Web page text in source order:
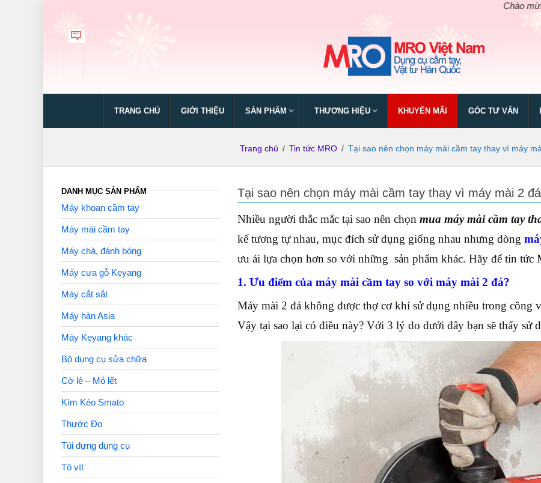
Chào mừng ngày
TRANG CHỦ GIỚI THIỆU SẢN PHẨM THƯƠNG HIỆU KHUYẾN MÃI GÓC TƯ VẤN
Trang chủ / Tin tức MRO / Tại sao nên chọn máy mài cầm tay thay vì máy
Tại sao nên chọn máy mài cầm tay thay vì máy mài 2
Nhiều người thắc mắc tại sao nên chọn mua máy mài cầm tay
kế tương tự nhau, mục đích sử dụng giống nhau nhưng dòng
ưu ái lựa chọn hơn so với những sản phẩm khác. Hãy để tin tức
1. Ưu điểm của máy mài cầm tay so với máy mài 2 đá?
Máy mài 2 đá không được thợ cơ khí sử dụng nhiều trong công
Vậy tại sao lại có điều này? Với 3 lý do dưới đây bạn sẽ thấy sử
DANH MỤC SẢN PHẨM
Máy khoan cầm tay
Máy mài cầm tay
Máy chà, đánh bóng
Máy cưa gỗ Keyang
Máy cắt sắt
Máy hàn Asia
Máy Keyang khác
Bộ dụng cụ sửa chữa
Cờ lê – Mỏ lết
Kìm Kéo Smato
Thước Đo
Túi đựng dụng cụ
Tô vít